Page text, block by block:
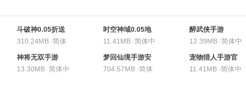
斗破神0.05折送
五星英雄
310.24MB /简体
中文
时空神域0.05地
下城
11.41MB /简体中
文
醉武侠手游
12.39MB /简体中
文
神将无双手游
13.30MB /简体中
梦回仙境手游安
卓版
704.57MB /简体
宠物猎人手游官
方版
11.41MB /简体中